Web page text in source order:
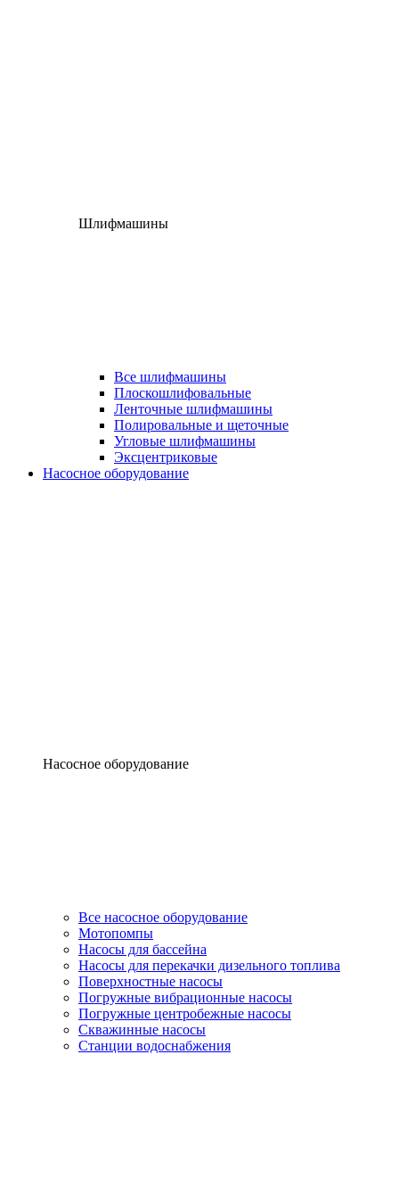
Шлифмашины
Все шлифмашины
Плоскошлифовальные
Ленточные шлифмашины
Полировальные и щеточные
Угловые шлифмашины
Эксцентриковые
Насосное оборудование
Насосное оборудование
Все насосное оборудование
Мотопомпы
Насосы для бассейна
Насосы для перекачки дизельного топлива
Поверхностные насосы
Погружные вибрационные насосы
Погружные центробежные насосы
Скважинные насосы
Станции водоснабжения